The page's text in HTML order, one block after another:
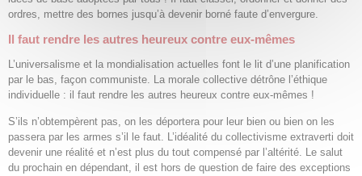
ordres, mettre des bornes jusqu’à devenir borné faute d’envergure.
Il faut rendre les autres heureux contre eux-mêmes
L’universalisme et la mondialisation actuelles font le lit d’une planification
par le bas, façon communiste. La morale collective détrône l’éthique
individuelle : il faut rendre les autres heureux contre eux-mêmes !
S’ils n’obtempèrent pas, on les déportera pour leur bien ou bien on les
passera par les armes s’il le faut. L’idéalité du collectivisme extraverti doit
devenir une réalité et n’est plus du tout compensé par l’altérité. Le salut
du prochain en dépendant, il est hors de question de faire des exceptions